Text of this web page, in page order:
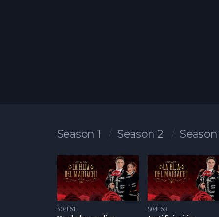
Season 1 Season 2
S04E61 S04E63